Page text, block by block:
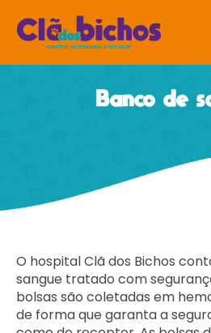
Banco de
O hospital Clã dos Bichos
sangue tratado com
bolsas são coletadas em
de forma que garanta a